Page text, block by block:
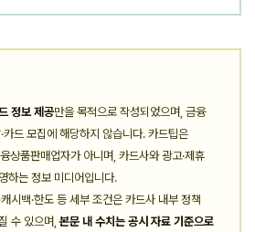
정보 제공만을 목적으로 작성되었으며, 금융
카드 모집에 해당하지 않습니다. 카드팁은
융상품판매업자가 아니며, 카드사와 광고·제휴
하는 정보 미디어입니다.
캐시백·한도 등 세부 조건은 카드사 내부 정책
수 있으며,본문 내 수치는 공시 자료 기준으로